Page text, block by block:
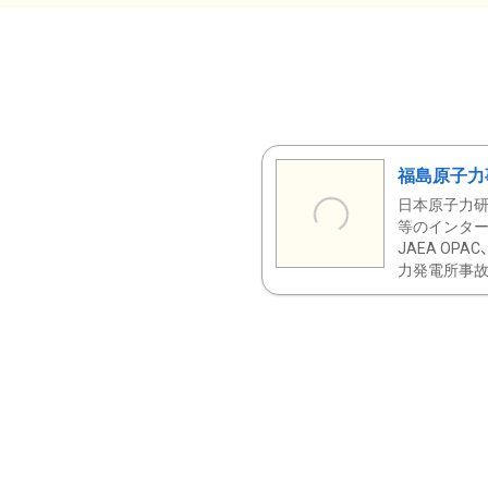
福島原子
日本原子力
等のインタ
JAEA OPAC
力発電所事